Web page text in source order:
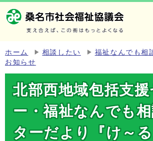
ホーム 相談したい
福祉なんでも相
お知らせ
北部西地域包括支
ー・福祉なんでも
ターだより『け～